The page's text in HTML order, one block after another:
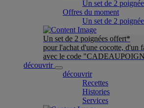
Un set de 2
Offres du moment
Un set de 2
Un set de 2 poignées offert*
pour l'achat d'une cocotte, d'un
avec le code
découvrir
découvrir
Recettes
Histories
Services